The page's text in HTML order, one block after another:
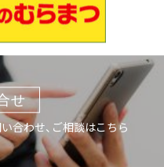
せ
合わせ、ご相談はこちら